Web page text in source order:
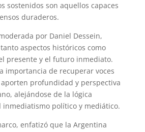
sostenidos son aquellos capaces
duraderos.
por Daniel Dessein,
aspectos históricos como
presente y el futuro inmediato.
importancia de recuperar voces
profundidad y perspectiva
alejándose de la lógica
político y mediático.
enfatizó que la Argentina